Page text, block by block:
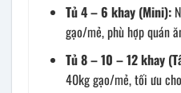
Tủ 4 – 6 khay (Mini):
gạo/mẻ, phù hợp quán
Tủ 8 – 10 – 12 khay
40kg gạo/mẻ, tối ưu